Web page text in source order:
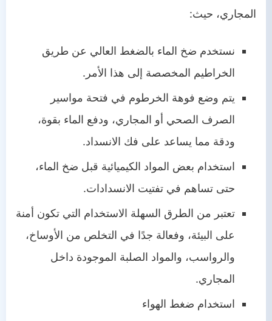
المجاري، حيث:
نستخدم ضخ الماء بالضغط العالي عن طريق
الخراطيم المخصصة إلى هذا الأمر.
يتم وضع فوهة الخرطوم في فتحة مواسير
الصرف الصحي أو المجاري، ودفع الماء بقوة،
ودقة مما يساعد على فك الانسداد.
استخدام بعض المواد الكيميائية قبل ضخ الماء،
حتى تساهم في تفتيت الانسدادات.
تعتبر من الطرق السهلة الاستخدام التي تكون أمنة
على البيئة، وفعالة جدًا في التخلص من الأوساخ،
والرواسب، والمواد الصلبة الموجودة داخل
المجاري.
استخدام ضغط الهواء